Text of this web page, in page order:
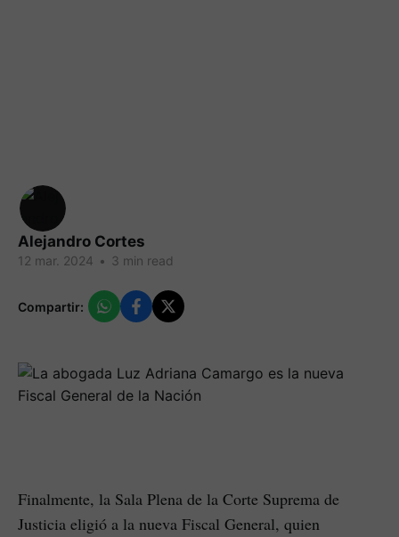
Alejandro Cortes
12 mar. 2024 • 3 min read
Compartir:
Finalmente, la Sala Plena de la Corte Suprema de
Justicia eligió a la nueva Fiscal General, quien